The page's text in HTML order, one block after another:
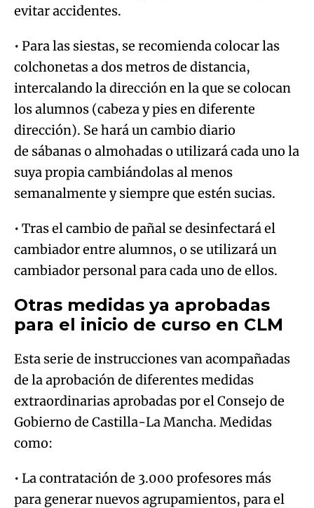
evitar accidentes.
• Para las siestas, se recomienda colocar las
colchonetas a dos metros de distancia,
intercalando la dirección en la que se colocan
los alumnos (cabeza y pies en diferente
dirección). Se hará un cambio diario
de sábanas o almohadas o utilizará cada uno la
suya propia cambiándolas al menos
semanalmente y siempre que estén sucias.
• Tras el cambio de pañal se desinfectará el
cambiador entre alumnos, o se utilizará un
cambiador personal para cada uno de ellos.
Otras medidas ya aprobadas
para el inicio de curso en CLM
Esta serie de instrucciones van acompañadas
de la aprobación de diferentes medidas
extraordinarias aprobadas por el Consejo de
Gobierno de Castilla-La Mancha. Medidas
como:
• La contratación de 3.000 profesores más
para generar nuevos agrupamientos, para el